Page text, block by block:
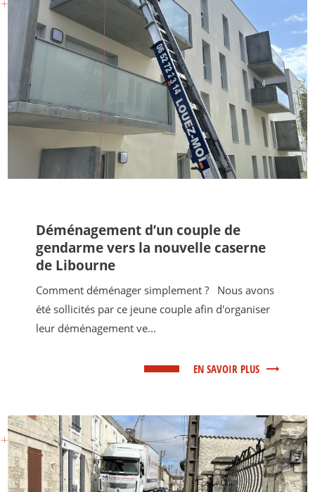
Déménagement d’un couple de
gendarme vers la nouvelle caserne
de Libourne
Comment déménager simplement ? Nous avons
été sollicités par ce jeune couple afin d'organiser
leur déménagement ve...
EN SAVOIR PLUS